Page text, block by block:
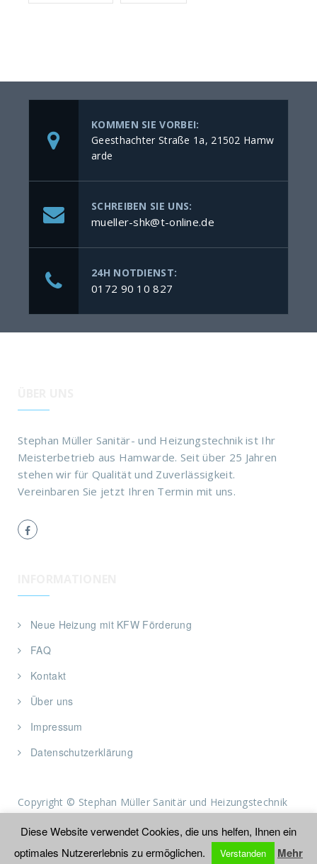
KOMMEN SIE VORBEI:
Geesthachter Straße 1a, 21502 Hamw
arde
SCHREIBEN SIE UNS:
mueller-shk@t-online.de
24H NOTDIENST:
0172 90 10 827
Stephan Müller Sanitär- und Heizungstechnik ist Ihr
Meisterbetrieb aus Hamwarde. Seit über 25 Jahren
stehen wir für Qualität und Zuverlässigkeit.
Vereinbaren Sie jetzt Ihren Termin mit uns.
Neue Heizung mit KFW Förderung
FAQ
Kontakt
Über uns
Impressum
Datenschutzerklärung
Copyright © Stephan Müller Sanitär und Heizungstechnik
Diese Website verwendet Cookies, die uns helfen, Ihnen ein
optimales Nutzererlebnis zu ermöglichen.
Verstanden Mehr